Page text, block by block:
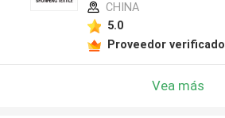
CHINA
5.0
Proveedor verificado
Vea más